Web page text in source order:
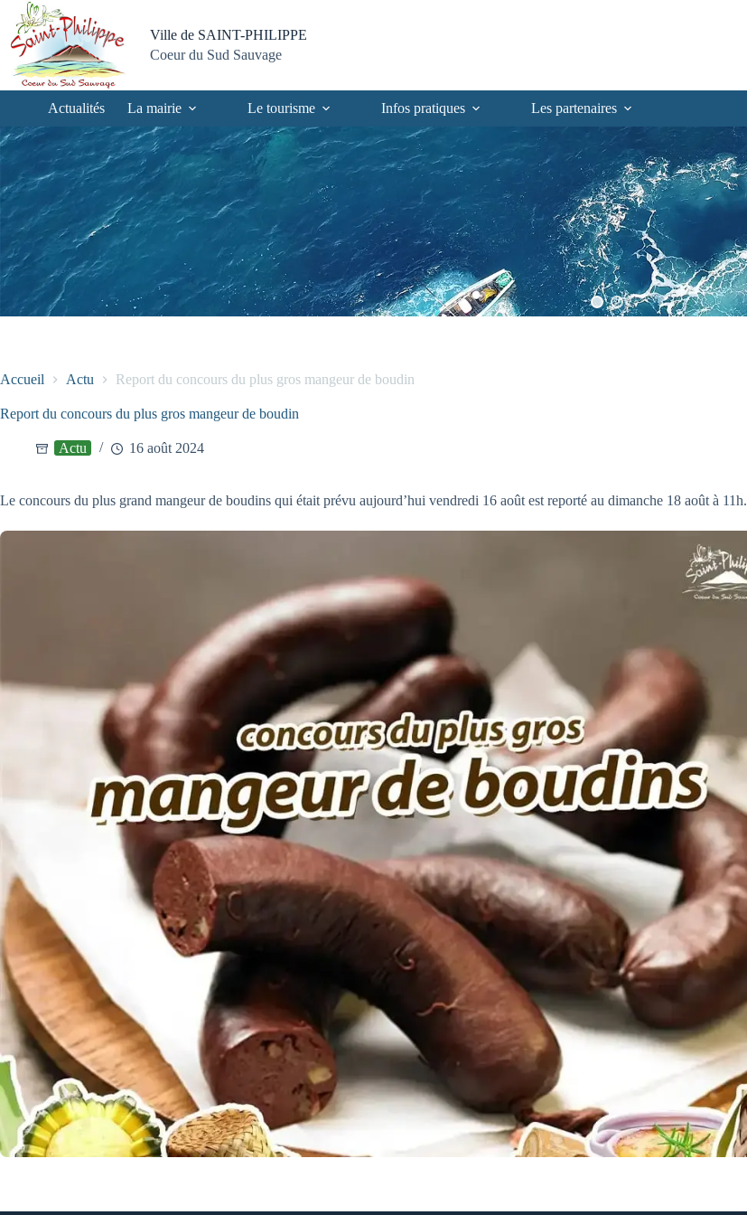
Passer
contenu
Passer
menu
Aller
recherche
Aller
pied
page
Ville de SAINT-PHILIPPE
Coeur du Sud Sauvage
Actualités La mairie Le tourisme Infos pratiques Les partenaires
Accueil Actu Report du concours du plus gros mangeur de boudin
Report du concours du plus gros mangeur de boudin
Actu 16 août 2024
Le concours du plus grand mangeur de boudins qui était prévu aujourd’hui vendredi 16 août est reporté au dimanche 18 août à 11h.